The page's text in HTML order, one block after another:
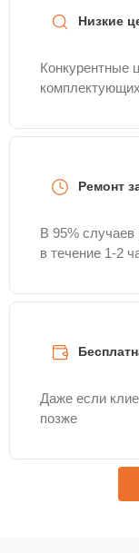
Низкие
Конкурентные
комплектующих
Ремонт
В 95% случаев
в течение 1-2
Даже если
позже